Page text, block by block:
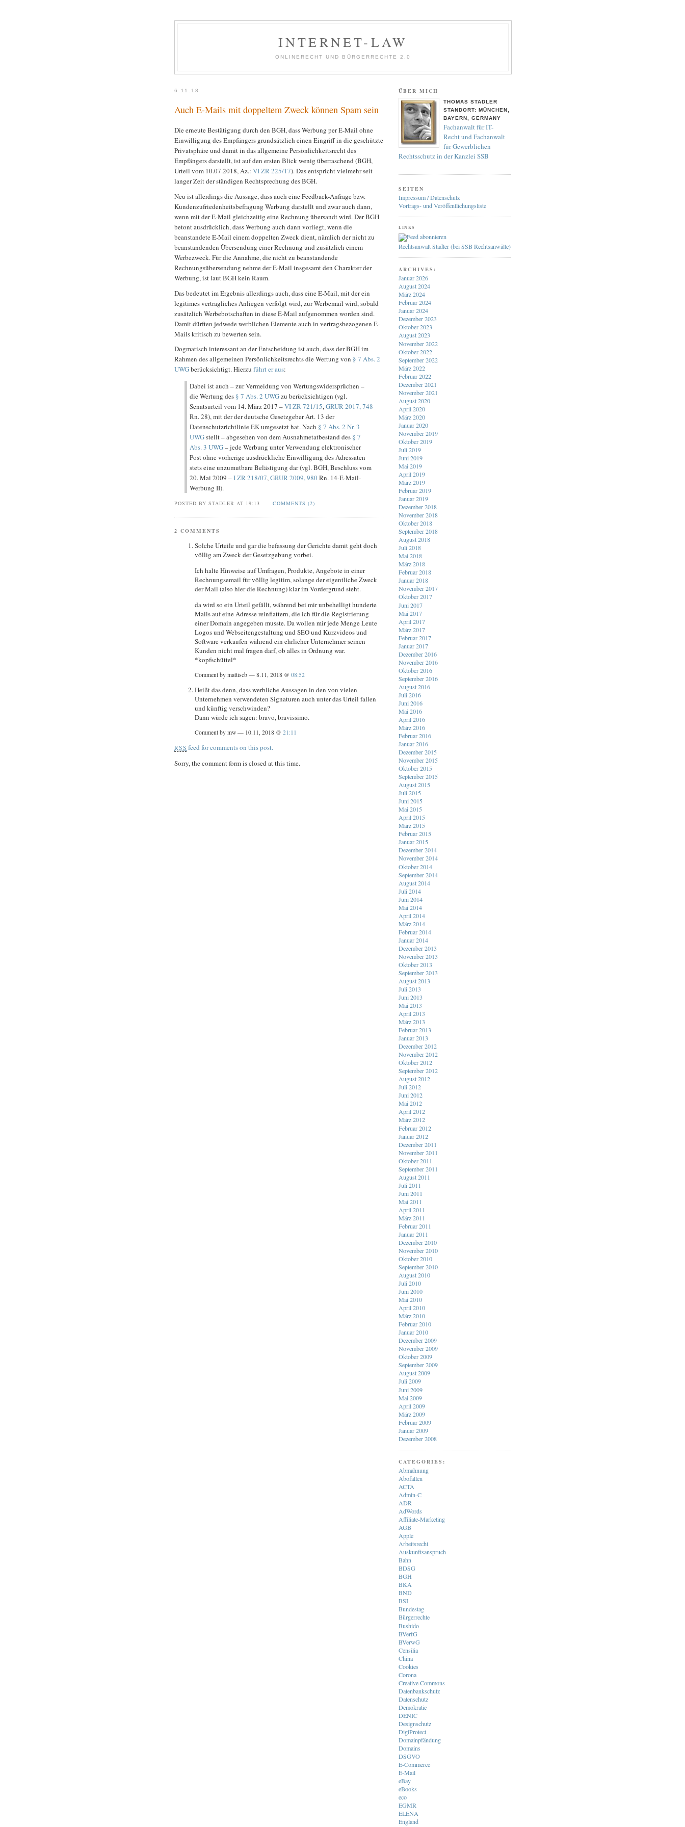
INTERNET-LAW
ONLINERECHT UND BÜRGERRECHTE 2.0
6.11.18
Auch E-Mails mit doppeltem Zweck können Spam sein
Die erneute Bestätigung durch den BGH, dass Werbung per E-Mail ohne
Einwilligung des Empfängers grundsätzlich einen Eingriff in die geschützte
Privatsphäre und damit in das allgemeine Persönlichkeitsrecht des
Empfängers darstellt, ist auf den ersten Blick wenig überraschend (BGH,
Urteil vom 10.07.2018, Az.: VI ZR 225/17). Das entspricht vielmehr seit
langer Zeit der ständigen Rechtsprechung des BGH.
Neu ist allerdings die Aussage, dass auch eine Feedback-Anfrage bzw.
Kundenzufriedenheitsbefragung Werbung darstellt und zwar auch dann,
wenn mit der E-Mail gleichzeitig eine Rechnung übersandt wird. Der BGH
betont ausdrücklich, dass Werbung auch dann vorliegt, wenn die
beanstandete E-Mail einem doppelten Zweck dient, nämlich der nicht zu
beanstandenden Übersendung einer Rechnung und zusätzlich einem
Werbezweck. Für die Annahme, die nicht zu beanstandende
Rechnungsübersendung nehme der E-Mail insgesamt den Charakter der
Werbung, ist laut BGH kein Raum.
Das bedeutet im Ergebnis allerdings auch, dass eine E-Mail, mit der ein
legitimes vertragliches Anliegen verfolgt wird, zur Werbemail wird, sobald
zusätzlich Werbebotschaften in diese E-Mail aufgenommen worden sind.
Damit dürften jedwede werblichen Elemente auch in vertragsbezogenen E-
Mails kritisch zu bewerten sein.
Dogmatisch interessant an der Entscheidung ist auch, dass der BGH im
Rahmen des allgemeinen Persönlichkeitsrechts die Wertung von § 7 Abs. 2
UWGberücksichtigt. Hierzu führt er aus:
Dabei ist auch – zur Vermeidung von Wertungswidersprüchen –
die Wertung des § 7 Abs. 2 UWGzu berücksichtigen (vgl.
Senatsurteil vom 14. März 2017 –VI ZR 721/15,GRUR 2017, 748
Rn. 28), mit der der deutsche Gesetzgeber Art. 13 der
Datenschutzrichtlinie EK umgesetzt hat. Nach § 7 Abs. 2 Nr. 3
UWGstellt – abgesehen von dem Ausnahmetatbestand des § 7
Abs. 3 UWG– jede Werbung unter Verwendung elektronischer
Post ohne vorherige ausdrückliche Einwilligung des Adressaten
stets eine unzumutbare Belästigung dar (vgl. BGH, Beschluss vom
20. Mai 2009 –I ZR 218/07,GRUR 2009, 980Rn. 14-E-Mail-
Werbung II).
POSTED BY STADLER AT 19:13 COMMENTS (2)
2 COMMENTS
Solche Urteile und gar die befassung der Gerichte damit geht doch
völlig am Zweck der Gesetzgebung vorbei.
Ich halte Hinweise auf Umfragen, Produkte, Angebote in einer
Rechnungsemail für völlig legitim, solange der eigentliche Zweck
der Mail (also hier die Rechnung) klar im Vordergrund steht.
da wird so ein Urteil gefällt, während bei mir unbehelligt hunderte
Mails auf eine Adresse reinflattern, die ich für die Registrierung
einer Domain angegeben musste. Da wollen mir jede Menge Leute
Logos und Webseitengestaltung und SEO und Kurzvideos und
Software verkaufen während ein ehrlicher Unternehmer seinen
Kunden nicht mal fragen darf, ob alles in Ordnung war.
*kopfschüttel*
Comment by mattiscb — 8.11, 2018 @ 08:52
Heißt das denn, dass werbliche Aussagen in den von vielen
Unternehmen verwendeten Signaturen auch unter das Urteil fallen
und künftig verschwinden?
Dann würde ich sagen: bravo, bravissimo.
Comment by mw — 10.11, 2018 @ 21:11
RSS feed for comments on this post.
Sorry, the comment form is closed at this time.
ÜBER MICH
THOMAS STADLER
STANDORT: MÜNCHEN,
BAYERN, GERMANY
Fachanwalt für IT-
Recht und Fachanwalt
für Gewerblichen
Rechtsschutz in der Kanzlei SSB
SEITEN
Impressum / Datenschutz
Vortrags- und Veröffentlichungsliste
LINKS
Rechtsanwalt Stadler (bei SSB Rechtsanwälte)
ARCHIVES:
Januar 2026
August 2024
März 2024
Februar 2024
Januar 2024
Dezember 2023
Oktober 2023
August 2023
November 2022
Oktober 2022
September 2022
März 2022
Februar 2022
Dezember 2021
November 2021
August 2020
April 2020
März 2020
Januar 2020
November 2019
Oktober 2019
Juli 2019
Juni 2019
Mai 2019
April 2019
März 2019
Februar 2019
Januar 2019
Dezember 2018
November 2018
Oktober 2018
September 2018
August 2018
Juli 2018
Mai 2018
März 2018
Februar 2018
Januar 2018
November 2017
Oktober 2017
Juni 2017
Mai 2017
April 2017
März 2017
Februar 2017
Januar 2017
Dezember 2016
November 2016
Oktober 2016
September 2016
August 2016
Juli 2016
Juni 2016
Mai 2016
April 2016
März 2016
Februar 2016
Januar 2016
Dezember 2015
November 2015
Oktober 2015
September 2015
August 2015
Juli 2015
Juni 2015
Mai 2015
April 2015
März 2015
Februar 2015
Januar 2015
Dezember 2014
November 2014
Oktober 2014
September 2014
August 2014
Juli 2014
Juni 2014
Mai 2014
April 2014
März 2014
Februar 2014
Januar 2014
Dezember 2013
November 2013
Oktober 2013
September 2013
August 2013
Juli 2013
Juni 2013
Mai 2013
April 2013
März 2013
Februar 2013
Januar 2013
Dezember 2012
November 2012
Oktober 2012
September 2012
August 2012
Juli 2012
Juni 2012
Mai 2012
April 2012
März 2012
Februar 2012
Januar 2012
Dezember 2011
November 2011
Oktober 2011
September 2011
August 2011
Juli 2011
Juni 2011
Mai 2011
April 2011
März 2011
Februar 2011
Januar 2011
Dezember 2010
November 2010
Oktober 2010
September 2010
August 2010
Juli 2010
Juni 2010
Mai 2010
April 2010
März 2010
Februar 2010
Januar 2010
Dezember 2009
November 2009
Oktober 2009
September 2009
August 2009
Juli 2009
Juni 2009
Mai 2009
April 2009
März 2009
Februar 2009
Januar 2009
Dezember 2008
CATEGORIES:
Abmahnung
Abofallen
ACTA
Admin-C
ADR
AdWords
Affiliate-Marketing
AGB
Apple
Arbeitsrecht
Auskunftsanspruch
Bahn
BDSG
BGH
BKA
BND
BSI
Bundestag
Bürgerrechte
Bushido
BVerfG
BVerwG
Censilia
China
Cookies
Corona
Creative Commons
Datenbankschutz
Datenschutz
Demokratie
DENIC
Designschutz
DigiProtect
Domainpfändung
Domains
DSGVO
E-Commerce
E-Mail
eBay
eBooks
eco
EGMR
ELENA
England